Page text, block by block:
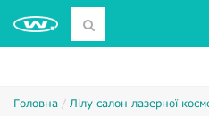
Головна Лілу салон лазерної